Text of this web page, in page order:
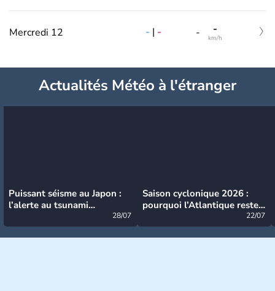
Mercredi 12 - | - - -
km/h
Actualités Météo à l'étranger
Puissant séisme au Japon :
l’alerte au tsunami
28/07
Saison cyclonique 2026 :
pourquoi l’Atlantique reste
22/07